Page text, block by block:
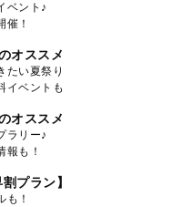
ベント♪
催！
オススメ
たい夏祭り
イベントも
オススメ
ラリー♪
報も！
プラン】
も！